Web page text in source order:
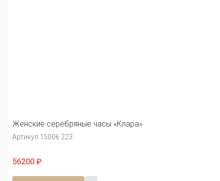
Женские серебряные часы «Клара»
Артикул:15006.223
56200 ₽